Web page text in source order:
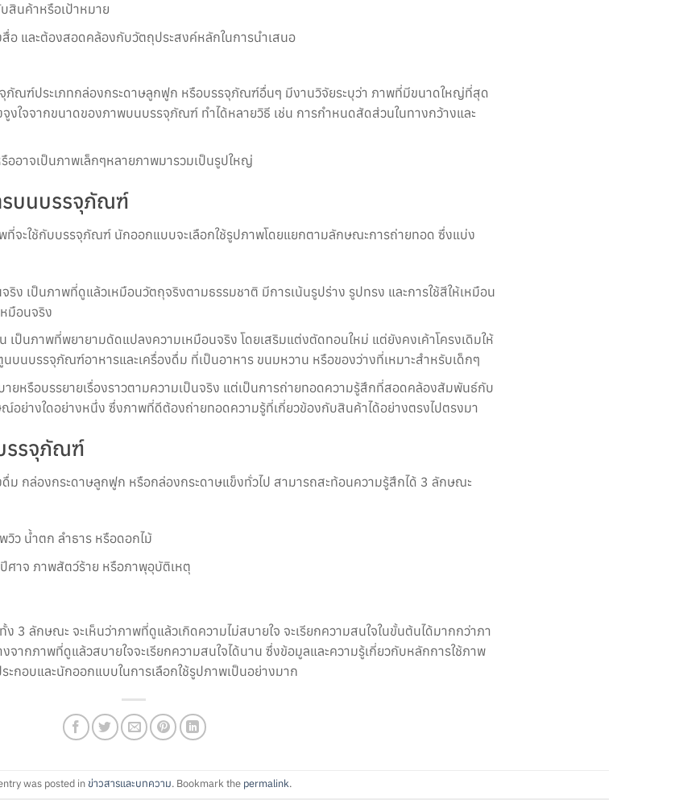
สินค้าหรือเป้าหมาย
และต้องสอดคล้องกับวัตถุประสงค์หลักในการนำเสนอ
จุภัณฑ์ประเภทกล่องกระดาษลูกฟูก หรือบรรจุภัณฑ์อื่นๆ มีงานวิจัยระบุว่า ภาพที่มีขนาดใหญ่ที่สุด
งใจจากขนาดของภาพบนบรรจุภัณฑ์ ทำได้หลายวิธี เช่น การกำหนดสัดส่วนในทางกว้างและ
อาจเป็นภาพเล็กๆหลายภาพมารวมเป็นรูปใหญ่
บนบรรจุภัณฑ์
จะใช้กับบรรจุภัณฑ์ นักออกแบบจะเลือกใช้รูปภาพโดยแยกตามลักษณะการถ่ายทอด ซึ่งแบ่ง
ง เป็นภาพที่ดูแล้วเหมือนวัตถุจริงตามธรรมชาติ มีการเน้นรูปร่าง รูปทรง และการใช้สีให้เหมือน
มือนจริง
ป็นภาพที่พยายามดัดแปลงความเหมือนจริง โดยเสริมแต่งตัดทอนใหม่ แต่ยังคงเค้าโครงเดิมให้
บนบรรจุภัณฑ์อาหารและเครื่องดื่ม ที่เป็นอาหาร ขนมหวาน หรือของว่างที่เหมาะสำหรับเด็กๆ
ยหรือบรรยายเรื่องราวตามความเป็นจริง แต่เป็นการถ่ายทอดความรู้สึกที่สอดคล้องสัมพันธ์กับ
ย่างใดอย่างหนึ่ง ซึ่งภาพที่ดีต้องถ่ายทอดความรู้ที่เกี่ยวข้องกับสินค้าได้อย่างตรงไปตรงมา
รรจุภัณฑ์
ม กล่องกระดาษลูกฟูก หรือกล่องกระดาษแข็งทั่วไป สามารถสะท้อนความรู้สึกได้ 3 ลักษณะ
วิว น้ำตก ลำธาร หรือดอกไม้
ศาจ ภาพสัตว์ร้าย หรือภาพุอุบัติเหตุ
ลักษณะ จะเห็นว่าภาพที่ดูแล้วเกิดความไม่สบายใจ จะเรียกความสนใจในขั้นต้นได้มากกว่าภา
จากภาพที่ดูแล้วสบายใจจะเรียกความสนใจได้นาน ซึ่งข้อมูลและความรู้เกี่ยวกับหลักการใช้ภาพ
กอบและนักออกแบบในการเลือกใช้รูปภาพเป็นอย่างมาก
was posted in ข่าวสารและบทความ. Bookmark the permalink.